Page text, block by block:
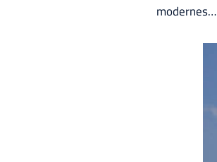
modernes…